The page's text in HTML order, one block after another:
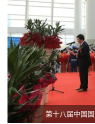
第十八届中国